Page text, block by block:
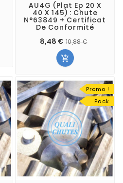
AU4G (Plat Ep 20 X
40 X 145) : Chute
N°63849 + Certificat
De Conformité
8,48 € 10,88 €

Promo !
Pack